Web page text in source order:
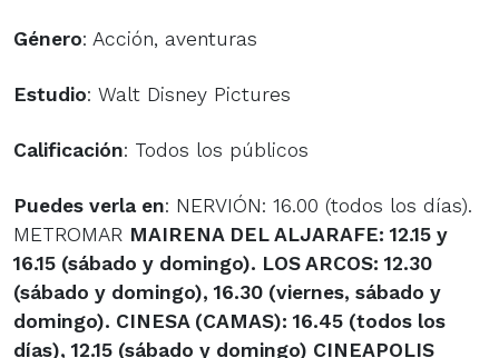
Género: Acción, aventuras
Estudio: Walt Disney Pictures
Calificación: Todos los públicos
Puedes verla en: NERVIÓN: 16.00 (todos los días).
METROMAR MAIRENA DEL ALJARAFE: 12.15 y
16.15 (sábado y domingo). LOS ARCOS: 12.30
(sábado y domingo), 16.30 (viernes, sábado y
domingo). CINESA (CAMAS): 16.45 (todos los
días), 12.15 (sábado y domingo) CINEAPOLIS